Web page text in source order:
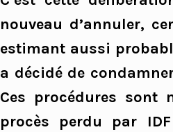
nouveau d’annuler,
estimant aussi
a décidé de
Ces procédures sont
procès perdu par